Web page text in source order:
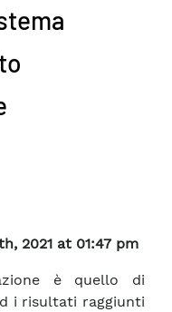
2021 at 01:47 pm
è quello di
i risultati raggiunti